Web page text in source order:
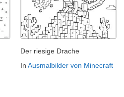
Der riesige Drache
In Ausmalbilder von Minecraft